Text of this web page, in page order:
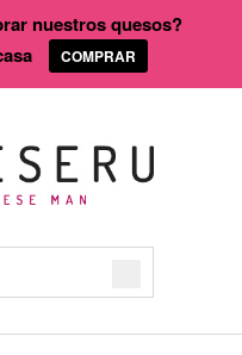
nuestros quesos?
COMPRAR